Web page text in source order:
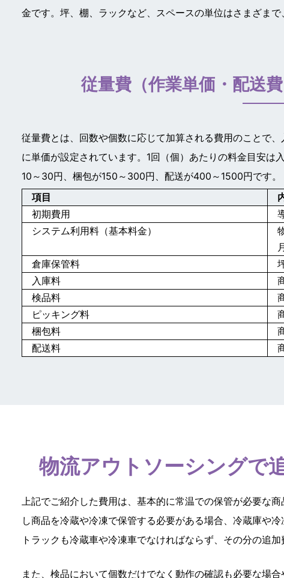
金です。坪、棚、ラックなど、スペースの単位はさまざま
従量費（作業単価・配送
従量費とは、回数や個数に応じて加算される費用のことで
に単価が設定されています。1回（個）あたりの料金目安
10～30円、梱包が150～300円、配送が400～1500円です。
項目
初期費用
システム利用料（基本料金）
倉庫保管料
入庫料
検品料
ピッキング料
梱包料
配送料
物流アウトソーシングで
上記でご紹介した費用は、基本的に常温での保管が必要な
し商品を冷蔵や冷凍で保管する必要がある場合、冷蔵庫や
トラックも冷蔵車や冷凍車でなければならず、その分の追加
また、検品において個数だけでなく動作の確認も必要な場